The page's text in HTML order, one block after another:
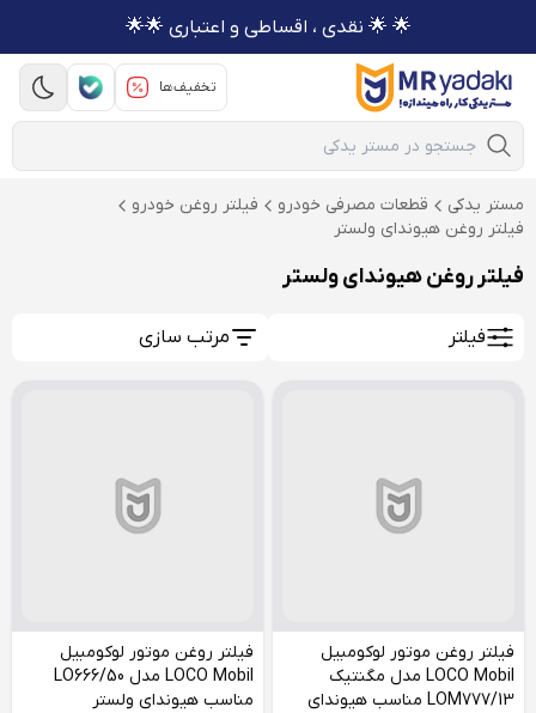
🌟 🌟 نقدی ، اقساطی و اعتباری 🌟🌟
تخفیف‌ها
Mobile Search
مستر یدکی قطعات مصرفی خودرو
فیلتر روغن خودرو
فیلتر روغن هیوندای ولستر
فیلتر روغن هیوندای ولستر
فیلتر مرتب سازی
فیلتر روغن موتور لوکومبیل
LOCO Mobil مدل مگنتیک
LOM777/13 مناسب هیوندای
فیلتر روغن موتور لوکومبیل
LOCO Mobil مدل LO666/50
مناسب هیوندای ولستر